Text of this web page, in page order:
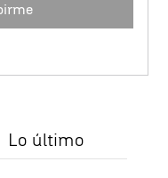
Lo último